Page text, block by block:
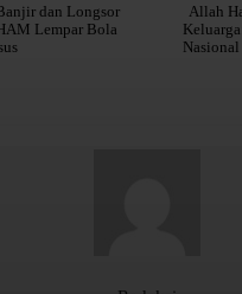
dan Longsor
Lempar Bola
Allah